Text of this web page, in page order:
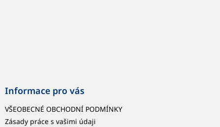
Informace pro vás
VŠEOBECNÉ OBCHODNÍ PODMÍNKY
Zásady práce s vašimi údaji